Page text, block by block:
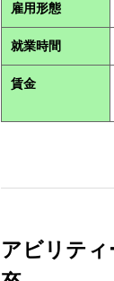
雇用形態
就業時間
賃金
アビリテ